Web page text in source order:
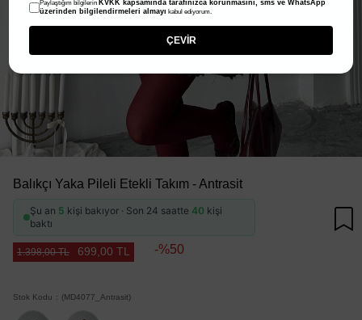
Balıkçı Yaka Pileli Etekli Takım - Antrasit
Şu an 5 kişi bakıyor · Son 24 saatte 40 kişi
baktı
1.398,00 TL 699,00 TL 50
Stok Kodu (MD4077_Antrasit)
Paylaştığım bilgilerin KVKK kapsamında tarafınızca korunmasını, sms ve WhatsApp
üzerinden bilgilendirmeleri almayı kabul ediyorum.
ÇEVİR